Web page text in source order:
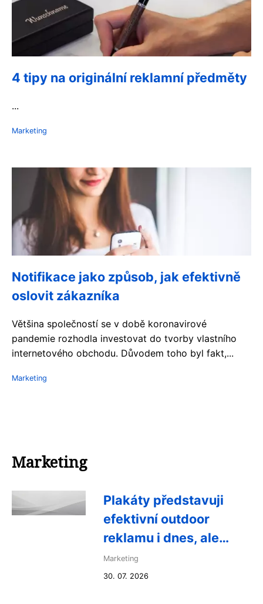
4 tipy na originální reklamní předměty
...
Marketing
Notifikace jako způsob, jak efektivně
oslovit zákazníka
Většina společností se v době koronavirové
pandemie rozhodla investovat do tvorby vlastního
internetového obchodu. Důvodem toho byl fakt,...
Marketing
Marketing
Plakáty představuji
efektivní outdoor
reklamu i dnes, ale…
Marketing
30. 07. 2026